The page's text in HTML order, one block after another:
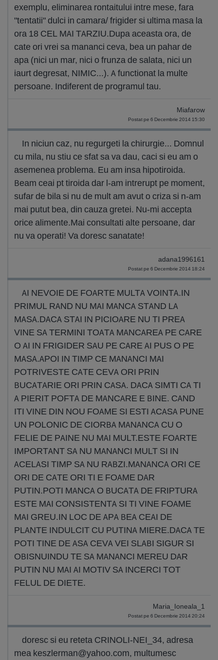
exemplu, eliminarea rontaitului intre mese, fara
"tentatii" dulci in camara/ frigider si ultima masa la
ora 18 CEL MAI TARZIU.Dupa aceasta ora, de
cate ori vrei sa mananci ceva, bea un pahar de
apa (nici un mar, nici o frunza de salata, nici un
iaurt degresat, NIMIC...). A functionat la multe
persoane. Indiferent de programul tau.
Miafarow
Postat pe 6 Decembrie 2014 15:30
In niciun caz, nu regurgeti la chirurgie... Domnul
cu mila, nu stiu ce sfat sa va dau, caci si eu am o
asemenea problema. Eu am insa hipotiroida.
Beam ceai pt tiroida dar l-am intrerupt pe moment,
sufar de bila si nu de mult am avut o criza si n-am
mai putut bea, din cauza gretei. Nu-mi accepta
orice alimente.Mai consultati alte persoane, dar
nu va operati! Va doresc sanatate!
adana1996161
Postat pe 6 Decembrie 2014 18:24
AI NEVOIE DE FOARTE MULTA VOINTA.IN
PRIMUL RAND NU MAI MANCA STAND LA
MASA.DACA STAI IN PICIOARE NU TI PREA
VINE SA TERMINI TOATA MANCAREA PE CARE
O AI IN FRIGIDER SAU PE CARE AI PUS O PE
MASA.APOI IN TIMP CE MANANCI MAI
POTRIVESTE CATE CEVA ORI PRIN
BUCATARIE ORI PRIN CASA. DACA SIMTI CA TI
A PIERIT POFTA DE MANCARE E BINE. CAND
ITI VINE DIN NOU FOAME SI ESTI ACASA PUNE
UN POLONIC DE CIORBA MANANCA CU O
FELIE DE PAINE NU MAI MULT.ESTE FOARTE
IMPORTANT SA NU MANANCI MULT SI IN
ACELASI TIMP SA NU RABZI.MANANCA ORI CE
ORI DE CATE ORI TI E FOAME DAR
PUTIN.POTI MANCA O BUCATA DE FRIPTURA
ESTE MAI CONSISTENTA SI TI VINE FOAME
MAI GREU.IN LOC DE APA BEA CEAI DE
PLANTE INDULCIT CU PUTINA MIERE.DACA TE
POTI TINE DE ASA CEVA VEI SLABI SIGUR SI
OBISNUINDU TE SA MANANCI MEREU DAR
PUTIN NU MAI AI MOTIV SA INCERCI TOT
FELUL DE DIETE.
Maria_Ioneala_1
Postat pe 6 Decembrie 2014 20:24
doresc si eu reteta CRINOLI-NEI_34, adresa
mea keszlerman@yahoo.com, multumesc